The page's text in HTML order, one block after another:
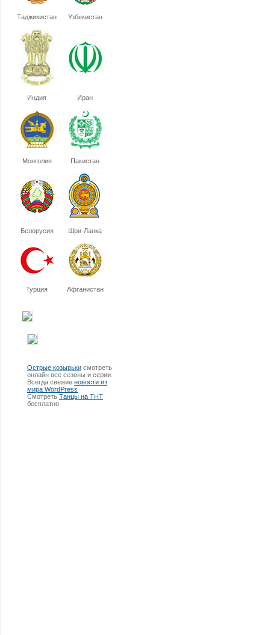
Таджикистан Узбекистан
Индия Иран
Монголия Пакистан
Белорусия Шри-Ланка
Турция Афганистан
Острые козырьки смотреть
онлайн все сезоны и серии.
Всегда свежие новости из
мира WordPress
Смотреть Танцы на ТНТ
бесплатно